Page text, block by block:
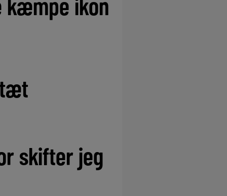
tæt
skifter jeg